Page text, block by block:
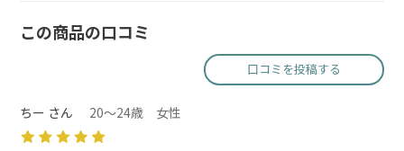
この商品の口コミ
口コミを投稿する
ちー さん 20～24歳 女性